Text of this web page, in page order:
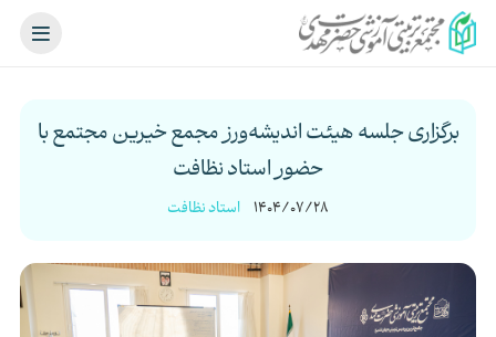
برگزاری جلسه هیئت اندیشه‌ورز مجمع خیرین مجتمع با
حضور استاد نظافت
1404/07/28 استاد نظافت